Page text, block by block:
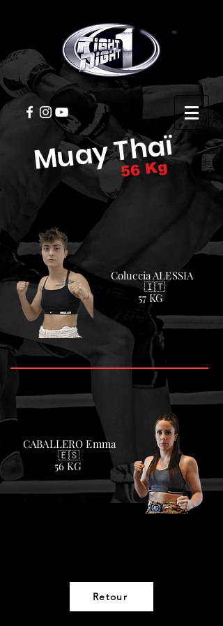
Muay Thaï
56 Kg
Coluccia ALESSIA
🇮🇹
57 KG
CABALLERO Emma
🇪🇸
56 KG
Retour